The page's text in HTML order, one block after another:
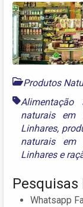
Produtos
Alimentação
naturais em
Linhares,
naturais em
Linharese
Pesquisas
Whatsapp